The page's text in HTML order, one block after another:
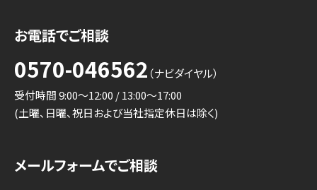
お電話でご相談
0570-046562 （ナビダイヤル）
受付時間 9:00～12:00 / 13:00～17:00
(土曜、日曜、祝日および当社指定休日は除く)
メールフォームでご相談